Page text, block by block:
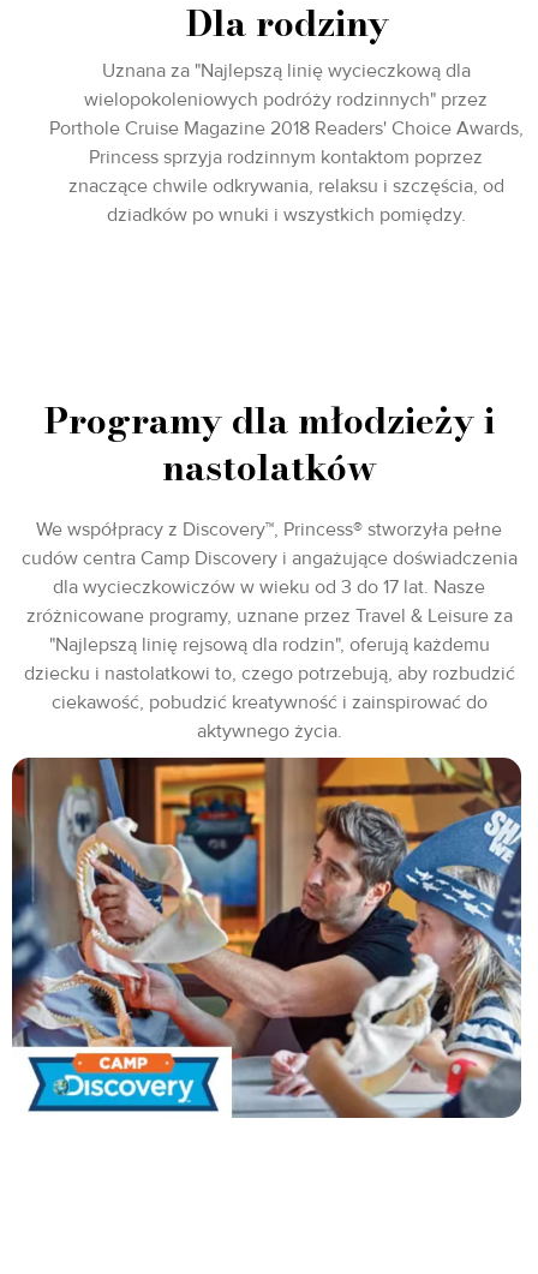
Dla rodziny
Uznana za "Najlepszą linię wycieczkową dla
wielopokoleniowych podróży rodzinnych" przez
Porthole Cruise Magazine 2018 Readers' Choice Awards,
Princess sprzyja rodzinnym kontaktom poprzez
znaczące chwile odkrywania, relaksu i szczęścia, od
dziadków po wnuki i wszystkich pomiędzy.
Programy dla młodzieży i
nastolatków
We współpracy z Discovery™, Princess® stworzyła pełne
cudów centra Camp Discovery i angażujące doświadczenia
dla wycieczkowiczów w wieku od 3 do 17 lat. Nasze
zróżnicowane programy, uznane przez Travel & Leisure za
"Najlepszą linię rejsową dla rodzin", oferują każdemu
dziecku i nastolatkowi to, czego potrzebują, aby rozbudzić
ciekawość, pobudzić kreatywność i zainspirować do
aktywnego życia.